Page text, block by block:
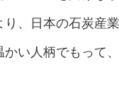
、日本の石炭産
い人柄でもって